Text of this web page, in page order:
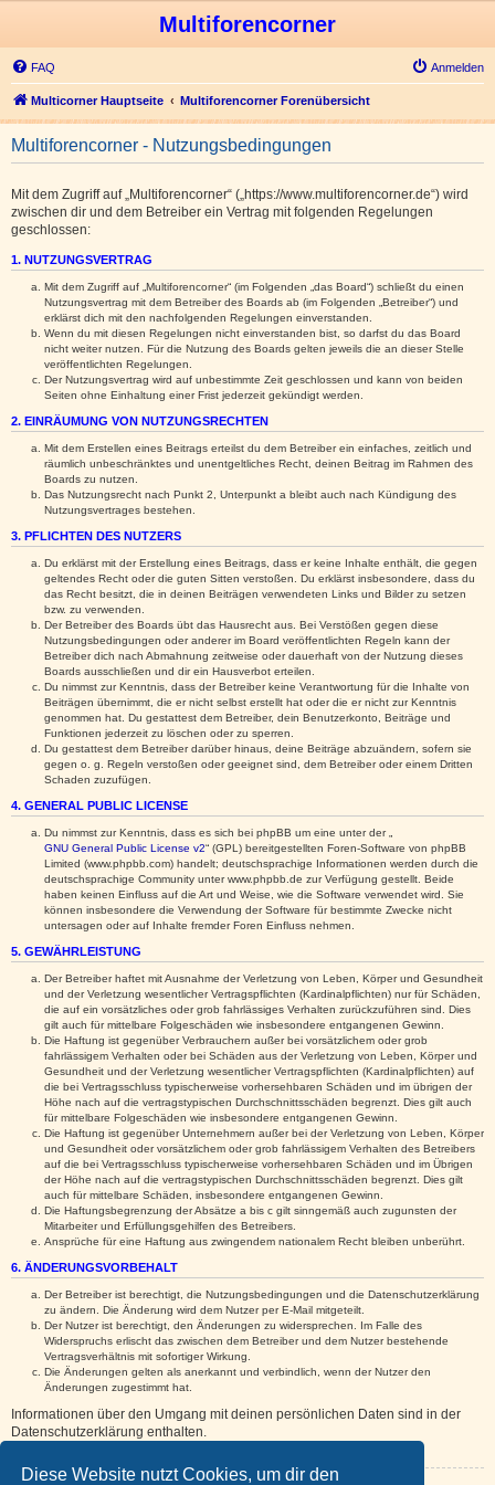
Diese Website nutzt Cookies, um dir den
Multiforencorner
FAQ Anmelden
Multicorner Hauptseite Multiforencorner Forenübersicht
Multiforencorner - Nutzungsbedingungen
Mit dem Zugriff auf „Multiforencorner“ („https://www.multiforencorner.de“) wird
zwischen dir und dem Betreiber ein Vertrag mit folgenden Regelungen
geschlossen:
1. NUTZUNGSVERTRAG
Mit dem Zugriff auf „Multiforencorner“ (im Folgenden „das Board“) schließt du einen
Nutzungsvertrag mit dem Betreiber des Boards ab (im Folgenden „Betreiber“) und
erklärst dich mit den nachfolgenden Regelungen einverstanden.
Wenn du mit diesen Regelungen nicht einverstanden bist, so darfst du das Board
nicht weiter nutzen. Für die Nutzung des Boards gelten jeweils die an dieser Stelle
veröffentlichten Regelungen.
Der Nutzungsvertrag wird auf unbestimmte Zeit geschlossen und kann von beiden
Seiten ohne Einhaltung einer Frist jederzeit gekündigt werden.
2. EINRÄUMUNG VON NUTZUNGSRECHTEN
Mit dem Erstellen eines Beitrags erteilst du dem Betreiber ein einfaches, zeitlich und
räumlich unbeschränktes und unentgeltliches Recht, deinen Beitrag im Rahmen des
Boards zu nutzen.
Das Nutzungsrecht nach Punkt 2, Unterpunkt a bleibt auch nach Kündigung des
Nutzungsvertrages bestehen.
3. PFLICHTEN DES NUTZERS
Du erklärst mit der Erstellung eines Beitrags, dass er keine Inhalte enthält, die gegen
geltendes Recht oder die guten Sitten verstoßen. Du erklärst insbesondere, dass du
das Recht besitzt, die in deinen Beiträgen verwendeten Links und Bilder zu setzen
bzw. zu verwenden.
Der Betreiber des Boards übt das Hausrecht aus. Bei Verstößen gegen diese
Nutzungsbedingungen oder anderer im Board veröffentlichten Regeln kann der
Betreiber dich nach Abmahnung zeitweise oder dauerhaft von der Nutzung dieses
Boards ausschließen und dir ein Hausverbot erteilen.
Du nimmst zur Kenntnis, dass der Betreiber keine Verantwortung für die Inhalte von
Beiträgen übernimmt, die er nicht selbst erstellt hat oder die er nicht zur Kenntnis
genommen hat. Du gestattest dem Betreiber, dein Benutzerkonto, Beiträge und
Funktionen jederzeit zu löschen oder zu sperren.
Du gestattest dem Betreiber darüber hinaus, deine Beiträge abzuändern, sofern sie
gegen o. g. Regeln verstoßen oder geeignet sind, dem Betreiber oder einem Dritten
Schaden zuzufügen.
4. GENERAL PUBLIC LICENSE
Du nimmst zur Kenntnis, dass es sich bei phpBB um eine unter der „
GNU General Public License v2“ (GPL) bereitgestellten Foren-Software von phpBB
Limited (www.phpbb.com) handelt; deutschsprachige Informationen werden durch die
deutschsprachige Community unter www.phpbb.de zur Verfügung gestellt. Beide
haben keinen Einfluss auf die Art und Weise, wie die Software verwendet wird. Sie
können insbesondere die Verwendung der Software für bestimmte Zwecke nicht
untersagen oder auf Inhalte fremder Foren Einfluss nehmen.
5. GEWÄHRLEISTUNG
Der Betreiber haftet mit Ausnahme der Verletzung von Leben, Körper und Gesundheit
und der Verletzung wesentlicher Vertragspflichten (Kardinalpflichten) nur für Schäden,
die auf ein vorsätzliches oder grob fahrlässiges Verhalten zurückzuführen sind. Dies
gilt auch für mittelbare Folgeschäden wie insbesondere entgangenen Gewinn.
Die Haftung ist gegenüber Verbrauchern außer bei vorsätzlichem oder grob
fahrlässigem Verhalten oder bei Schäden aus der Verletzung von Leben, Körper und
Gesundheit und der Verletzung wesentlicher Vertragspflichten (Kardinalpflichten) auf
die bei Vertragsschluss typischerweise vorhersehbaren Schäden und im übrigen der
Höhe nach auf die vertragstypischen Durchschnittsschäden begrenzt. Dies gilt auch
für mittelbare Folgeschäden wie insbesondere entgangenen Gewinn.
Die Haftung ist gegenüber Unternehmern außer bei der Verletzung von Leben, Körper
und Gesundheit oder vorsätzlichem oder grob fahrlässigem Verhalten des Betreibers
auf die bei Vertragsschluss typischerweise vorhersehbaren Schäden und im Übrigen
der Höhe nach auf die vertragstypischen Durchschnittsschäden begrenzt. Dies gilt
auch für mittelbare Schäden, insbesondere entgangenen Gewinn.
Die Haftungsbegrenzung der Absätze a bis c gilt sinngemäß auch zugunsten der
Mitarbeiter und Erfüllungsgehilfen des Betreibers.
Ansprüche für eine Haftung aus zwingendem nationalem Recht bleiben unberührt.
6. ÄNDERUNGSVORBEHALT
Der Betreiber ist berechtigt, die Nutzungsbedingungen und die Datenschutzerklärung
zu ändern. Die Änderung wird dem Nutzer per E-Mail mitgeteilt.
Der Nutzer ist berechtigt, den Änderungen zu widersprechen. Im Falle des
Widerspruchs erlischt das zwischen dem Betreiber und dem Nutzer bestehende
Vertragsverhältnis mit sofortiger Wirkung.
Die Änderungen gelten als anerkannt und verbindlich, wenn der Nutzer den
Änderungen zugestimmt hat.
Informationen über den Umgang mit deinen persönlichen Daten sind in der
Datenschutzerklärung enthalten.